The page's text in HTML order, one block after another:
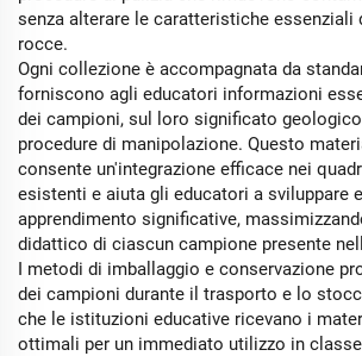
senza alterare le caratteristiche essenziali
rocce.
Ogni collezione è accompagnata da
forniscono agli educatori informazioni
dei campioni, sul loro significato
procedure di manipolazione. Questo
consente un'integrazione efficace nei
esistenti e aiuta gli educatori a sviluppare
apprendimento significative,
didattico di ciascun campione presente
I metodi di imballaggio e conservazione
dei campioni durante il trasporto e lo
che le istituzioni educative ricevano i
ottimali per un immediato utilizzo in